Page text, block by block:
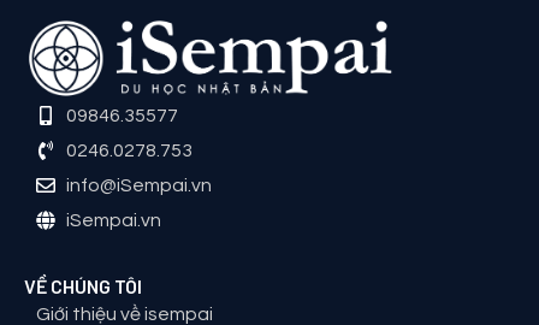
09846.35577
0246.0278.753
info@iSempai.vn
iSempai.vn
VỀ CHÚNG TÔI
Giới thiệu về isempai